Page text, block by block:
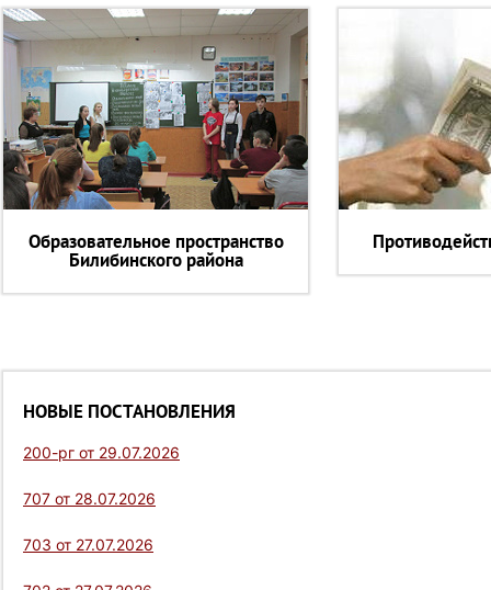
Образовательное пространство
Билибинского района
НОВЫЕ ПОСТАНОВЛЕНИЯ
200-рг от 29.07.2026
707 от 28.07.2026
703 от 27.07.2026